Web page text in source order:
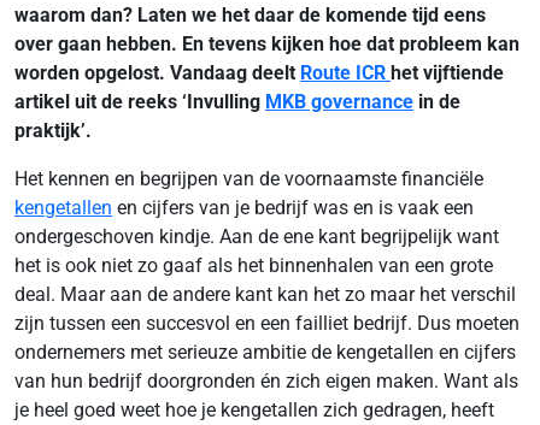
waarom dan? Laten we het daar de komende tijd eens
over gaan hebben. En tevens kijken hoe dat probleem kan
worden opgelost. Vandaag deelt Route ICR het vijftiende
artikel uit de reeks ‘Invulling MKB governance in de
praktijk’.
Het kennen en begrijpen van de voornaamste financiële
kengetallen en cijfers van je bedrijf was en is vaak een
ondergeschoven kindje. Aan de ene kant begrijpelijk want
het is ook niet zo gaaf als het binnenhalen van een grote
deal. Maar aan de andere kant kan het zo maar het verschil
zijn tussen een succesvol en een failliet bedrijf. Dus moeten
ondernemers met serieuze ambitie de kengetallen en cijfers
van hun bedrijf doorgronden én zich eigen maken. Want als
je heel goed weet hoe je kengetallen zich gedragen, heeft